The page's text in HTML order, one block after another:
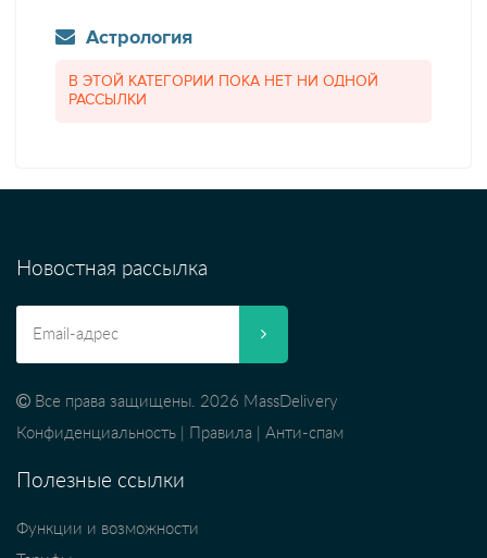
Астрология
В ЭТОЙ КАТЕГОРИИ ПОКА НЕТ НИ ОДНОЙ
РАССЫЛКИ
Новостная рассылка
Все права защищены. 2026 MassDelivery
Конфиденциальность
Правила Анти-спам
Полезные ссылки
Функции и возможности